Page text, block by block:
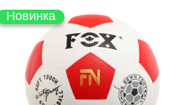
Новинка